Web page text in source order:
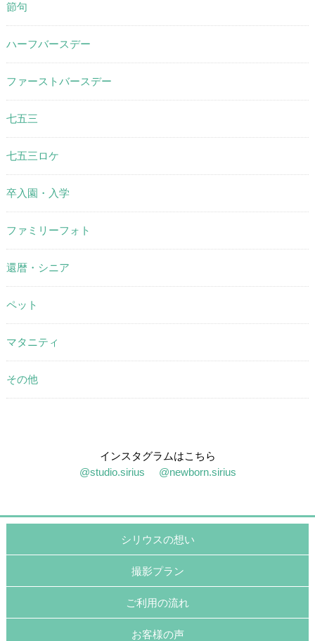
節句
ハーフバースデー
ファーストバースデー
七五三
七五三ロケ
卒入園・入学
ファミリーフォト
還暦・シニア
ペット
マタニティ
その他
インスタグラムはこちら
@studio.sirius
@newborn.sirius
シリウスの想い
撮影プラン
ご利用の流れ
お客様の声